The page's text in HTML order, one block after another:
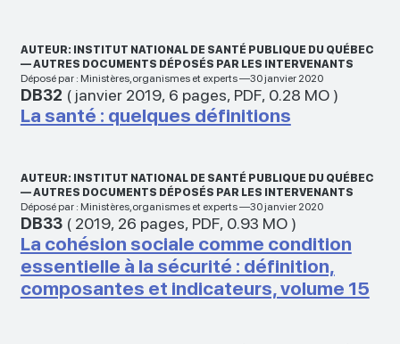
AUTEUR: INSTITUT NATIONAL DE SANTÉ PUBLIQUE DU QUÉBEC
— AUTRES DOCUMENTS DÉPOSÉS PAR LES INTERVENANTS
Déposé par : Ministères,organismes et experts —30 janvier 2020
DB32 ( janvier 2019, 6 pages, PDF, 0.28 MO)
La santé : quelques définitions
AUTEUR: INSTITUT NATIONAL DE SANTÉ PUBLIQUE DU QUÉBEC
— AUTRES DOCUMENTS DÉPOSÉS PAR LES INTERVENANTS
Déposé par : Ministères,organismes et experts —30 janvier 2020
DB33( 2019, 26 pages, PDF, 0.93 MO)
La cohésion sociale comme condition
essentielle à la sécurité : définition,
composantes et indicateurs, volume 15